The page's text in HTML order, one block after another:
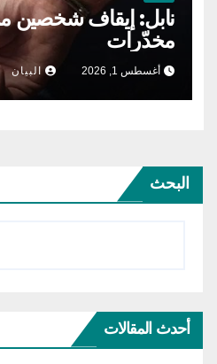
نابل: إيقاف شخصين
مخدّرات
أغسطس 1, 2026 البيان
البحث
أحدث المقالات